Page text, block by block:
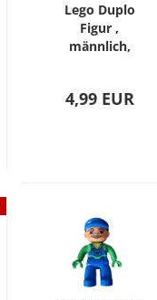
Lego Duplo
Figur ,
männlich,
4,99 EUR